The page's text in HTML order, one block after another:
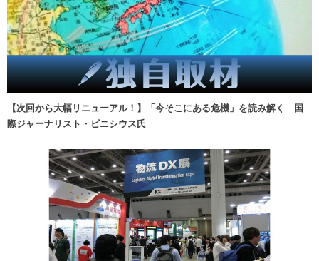
【次回から大幅リニューアル！】「今そこにある危機」を読み解く 国
際ジャーナリスト・ビニシウス氏